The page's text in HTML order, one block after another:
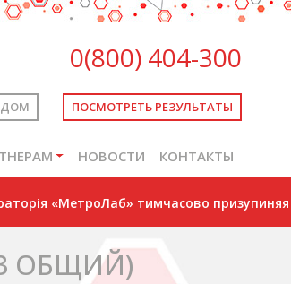
0(800) 404-300
ДОМ ПОСМОТРЕТЬ РЕЗУЛЬТАТЫ
НОВОСТИ КОНТАКТЫ
«МетроЛаб» тимчасово
ОБЩИЙ)